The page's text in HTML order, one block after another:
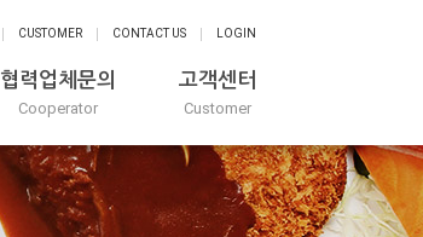
CUSTOMER CONTACT US LOGIN
협력업체문의
Cooperator
고객센터
Customer